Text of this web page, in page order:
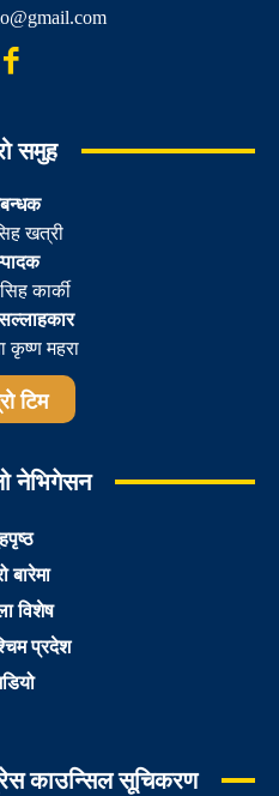
समुह
खत्री
कार्की
कृष्ण महरा
टिम
नेभिगेसन
बारेमा
विशेष
प्रदेश
काउन्सिल सूचिकरण